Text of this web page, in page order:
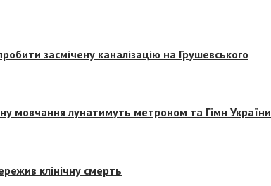
засмічену каналізацію на Грушевського
мовчання лунатимуть метроном та Гімн України
клінічну смерть